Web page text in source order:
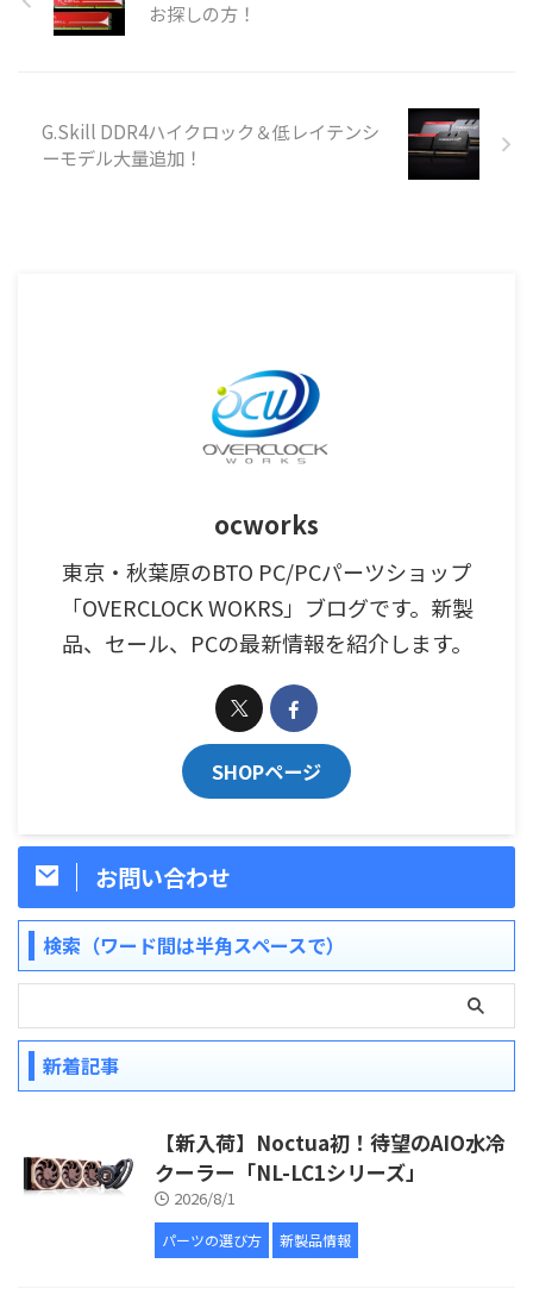
お探しの方！
G.Skill DDR4ハイクロック＆低レイテンシ
ーモデル大量追加！
ocworks
東京・秋葉原のBTO PC/PCパーツショップ
「OVERCLOCK WOKRS」ブログです。新製
品、セール、PCの最新情報を紹介します。
SHOPページ
お問い合わせ
検索（ワード間は半角スペースで）
新着記事
【新入荷】Noctua初！待望のAIO水冷
クーラー「NL-LC1シリーズ」
2026/8/1
パーツの選び方 新製品情報